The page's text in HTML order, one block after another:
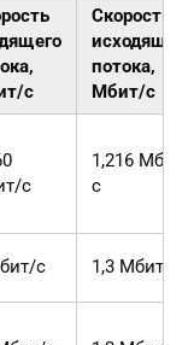
с
Скорость
потока,
Мбит/с
с
1,216
с
с 1,3 Мбит/с